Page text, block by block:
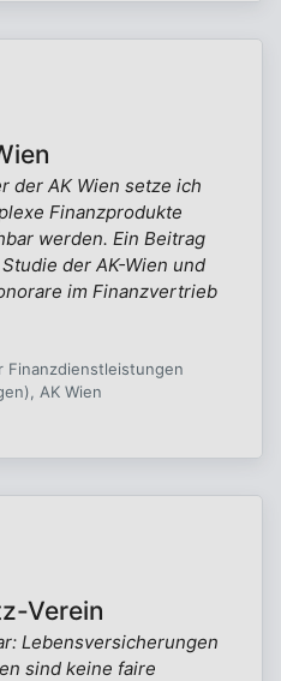
der AK Wien setze ich
Finanzprodukte
werden. Ein Beitrag
der AK-Wien und
im Finanzvertrieb
Finanzdienstleistungen
AK Wien
Verein
Lebensversicherungen
sind keine faire